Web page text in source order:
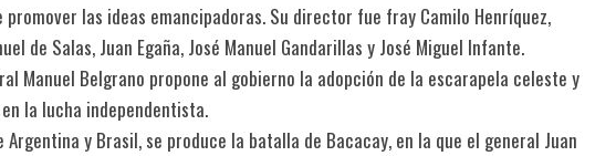
las ideas emancipadoras. Su director fue fray Camilo Henríquez,
de Salas, Juan Egaña, José Manuel Gandarillas y José Miguel Infante.
Manuel Belgrano propone al gobierno la adopción de la escarapela celeste y
la lucha independentista.
y Brasil, se produce la batalla de Bacacay, en la que el general Juan